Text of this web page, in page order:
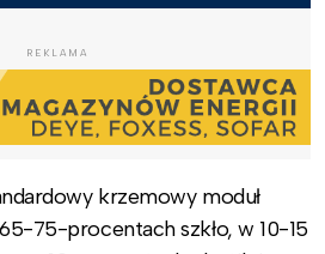
REKLAMA
krzemowy moduł
75-procentach szkło, w 10-15